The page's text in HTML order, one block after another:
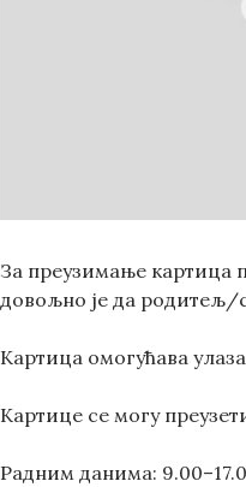
За преузимање картица
довољно је да родитељ/
Картица омогућава
Картице се могу
Радним данима: